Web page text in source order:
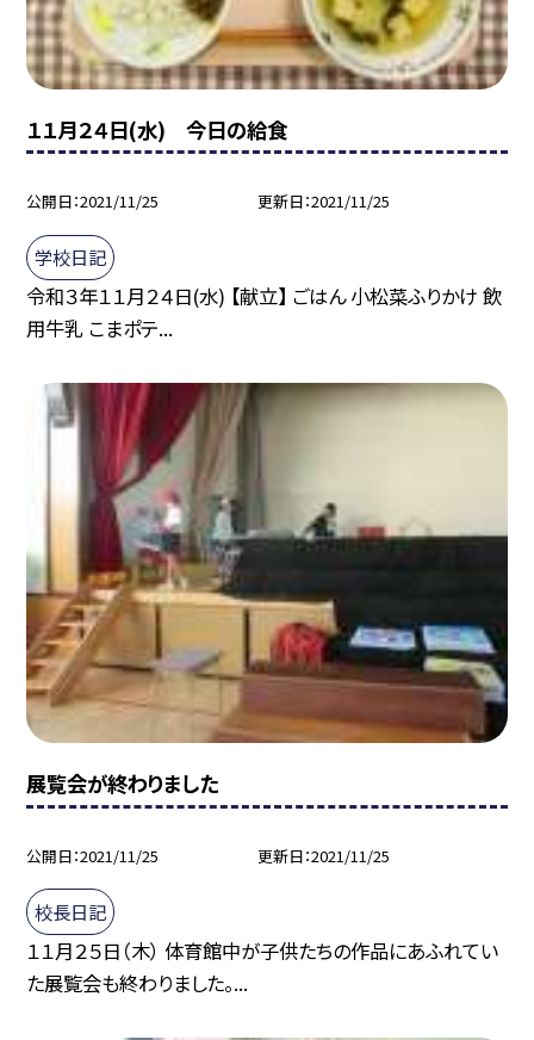
１１月２４日(水) 今日の給食
公開日 2021/11/25 更新日 2021/11/25
学校日記
令和３年１１月２４日(水) 【献立】 ごはん 小松菜ふりかけ 飲
用牛乳 こまポテ...
展覧会が終わりました
公開日 2021/11/25 更新日 2021/11/25
校長日記
１１月２５日（木） 体育館中が子供たちの作品にあふれてい
た展覧会も終わりました。...